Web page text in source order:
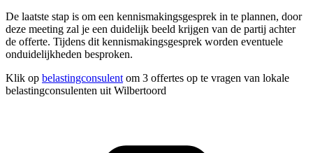
De laatste stap is om een kennismakingsgesprek in te plannen, door
deze meeting zal je een duidelijk beeld krijgen van de partij achter
de offerte. Tijdens dit kennismakingsgesprek worden eventuele
onduidelijkheden besproken.
Klik op belastingconsulent om 3 offertes op te vragen van lokale
belastingconsulenten uit Wilbertoord